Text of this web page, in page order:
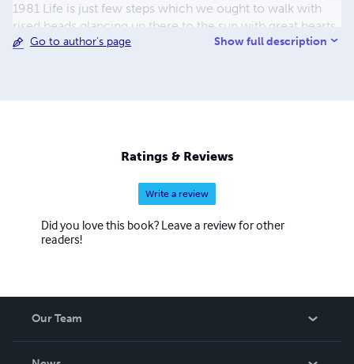
1981 Life is just few steps which we ought to walk with
rised heads glancing up there to the sun with great hearts
never fearing failure or obstacles but always eagering for
Go to author's page Show full description
Ratings & Reviews
Write a review
Did you love this book? Leave a review for other
readers!
Our Team